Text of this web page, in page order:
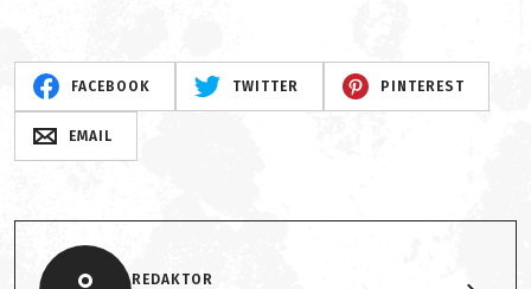
FACEBOOK TWITTER PINTEREST
EMAIL
REDAKTOR